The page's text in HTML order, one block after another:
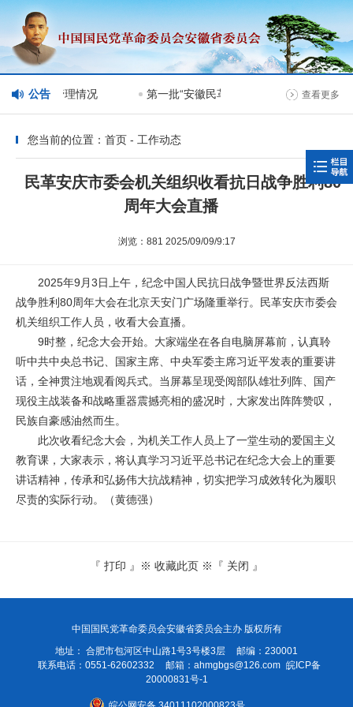
公告
站分栏目管理情况 查看更多
您当前的位置：首页 - 工作动态
民革安庆市委会机关组织收看抗日战争胜利80
周年大会直播
浏览：881 2025/09/09/9:17
2025年9月3日上午，纪念中国人民抗日战争暨世界反法西斯
战争胜利80周年大会在北京天安门广场隆重举行。民革安庆市委会
机关组织工作人员，收看大会直播。
9时整，纪念大会开始。大家端坐在各自电脑屏幕前，认真聆
听中共中央总书记、国家主席、中央军委主席习近平发表的重要讲
话，全神贯注地观看阅兵式。当屏幕呈现受阅部队雄壮列阵、国产
现役主战装备和战略重器震撼亮相的盛况时，大家发出阵阵赞叹，
民族自豪感油然而生。
此次收看纪念大会，为机关工作人员上了一堂生动的爱国主义
教育课，大家表示，将认真学习习近平总书记在纪念大会上的重要
讲话精神，传承和弘扬伟大抗战精神，切实把学习成效转化为履职
尽责的实际行动。（黄德强）
『 打印 』※ 收藏此页 ※『 关闭 』
中国国民党革命委员会安徽省委员会主办 版权所有
地址： 合肥市包河区中山路1号3号楼3层
邮编：230001
联系电话：0551-62602332
邮箱： ahmgbgs@126.com 皖ICP备
20000831号-1